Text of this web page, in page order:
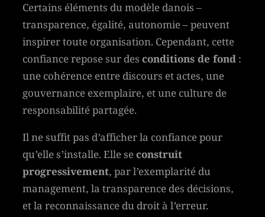
Certains éléments du modèle danois –
transparence, égalité, autonomie – peuvent
inspirer toute organisation. Cependant, cette
confiance repose sur desconditions de fond:
une cohérence entre discours et actes, une
gouvernance exemplaire, et une culture de
responsabilité partagée.
Il ne suffit pas d’afficher la confiance pour
qu’elle s’installe. Elle seconstruit
progressivement, par l’exemplarité du
management, la transparence des décisions,
et la reconnaissance du droit à l’erreur.